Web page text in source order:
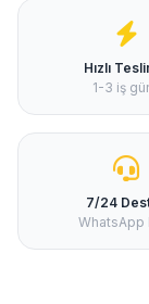
Hızlı
1-3 iş
7/24
WhatsApp